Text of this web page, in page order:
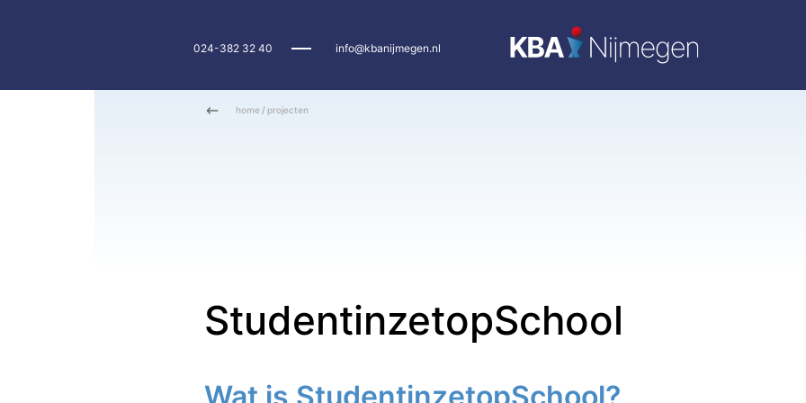
024-382 32 40 info@kbanijmegen.nl
home / projecten
StudentinzetopSchool